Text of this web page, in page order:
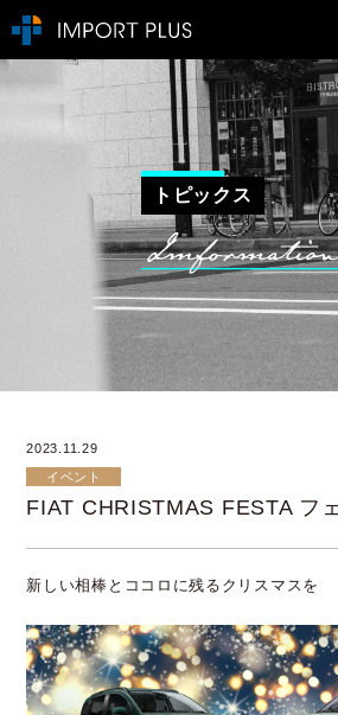
トピックス
2023.11.29
イベント
FIAT CHRISTMAS FESTA フ
新しい相棒とココロに残るクリスマスを